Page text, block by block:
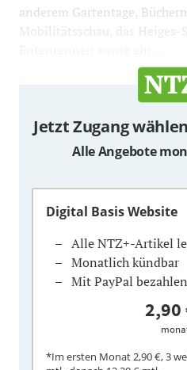
anderem Gartentage,
Mobilitätsschau, das Heiges-
Jetzt Zugang
Alle Angebote
Digital Basis Website
Alle NTZ+-Artikel
Monatlich kündbar
Mit PayPal bezahlen
2,90
*Im ersten Monat2,90 €, 3